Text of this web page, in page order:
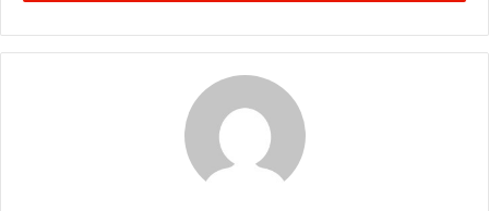
tehlikeli olarak görülen ve gösterilen hızlı kilo verdiren
yöntemler, insanların buna aldırış etmeden tercih etmesi
Kilo Vermek İsteyen İnsanların